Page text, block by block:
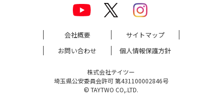
会社概要
サイトマップ
お問い合わせ
個人情報保護方針
株式会社テイツー
埼玉県公安委員会許可 第431100002846号
© TAYTWO CO,.LTD.